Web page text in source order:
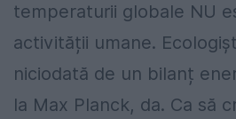
temperaturii globale NU
activității umane.
niciodată de un bilanț
la Max Planck, da. Ca să